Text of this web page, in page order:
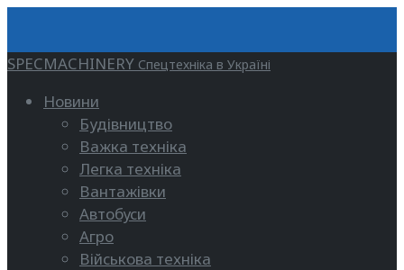
SPECMACHINERY Спецтехніка в Україні
Новини
Будівництво
Важка техніка
Легка техніка
Вантажівки
Автобуси
Агро
Військова техніка